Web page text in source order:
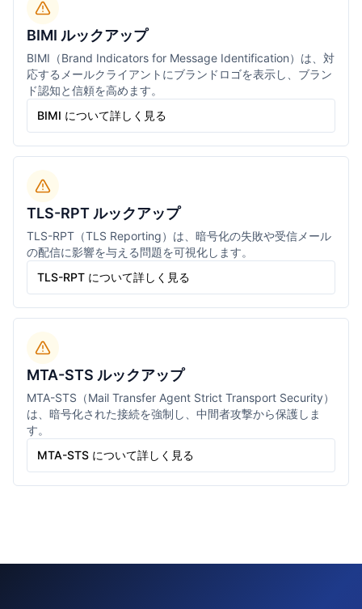
BIMI ルックアップ
BIMI（Brand Indicators for Message Identification）は、対
応するメールクライアントにブランドロゴを表示し、ブラン
ド認知と信頼を高めます。
BIMI について詳しく見る
TLS-RPT ルックアップ
TLS-RPT（TLS Reporting）は、暗号化の失敗や受信メール
の配信に影響を与える問題を可視化します。
TLS-RPT について詳しく見る
MTA-STS ルックアップ
MTA-STS（Mail Transfer Agent Strict Transport Security）
は、暗号化された接続を強制し、中間者攻撃から保護しま
す。
MTA-STS について詳しく見る